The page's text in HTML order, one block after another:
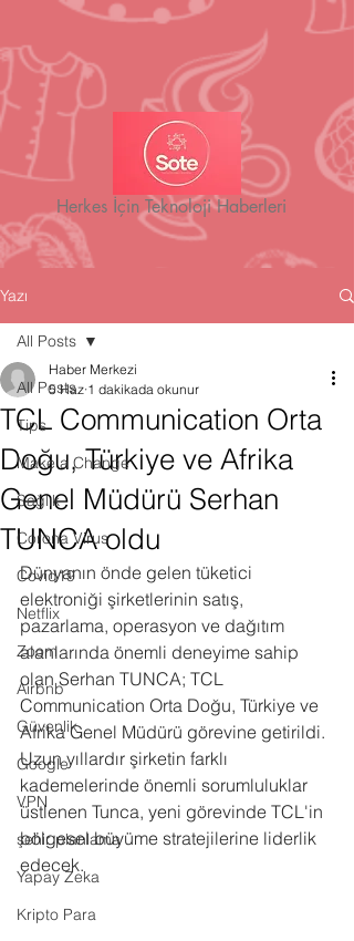
Herkes İçin Teknoloji Haberleri
Yazı
All Posts
Tips
Make a Change
Sağlık
Corona Virus
Covid19
Netflix
Zoom
Airbnb
Güvenlik
Google
VPN
şehir planlama
Yapay Zeka
Kripto Para
All Posts
TCL Communication Orta
Doğu, Türkiye ve Afrika
Genel Müdürü Serhan
TUNCA oldu
Haber Merkezi
5 Haz 1 dakikada okunur
Dünyanın önde gelen tüketici
elektroniği şirketlerinin satış,
pazarlama, operasyon ve dağıtım
alanlarında önemli deneyime sahip
olan Serhan TUNCA; TCL
Communication Orta Doğu, Türkiye ve
Afrika Genel Müdürü görevine getirildi.
Uzun yıllardır şirketin farklı
kademelerinde önemli sorumluluklar
üstlenen Tunca, yeni görevinde TCL'in
bölgesel büyüme stratejilerine liderlik
edecek.